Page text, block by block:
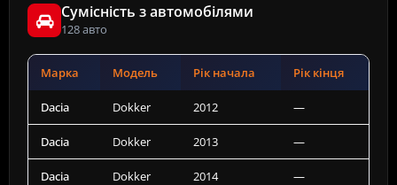
Сумісність з автомобілями
128 авто
Марка Модель Рік начала Рік кінця
Dacia Dokker 2012 —
Dacia Dokker 2013 —
Dacia Dokker 2014 —